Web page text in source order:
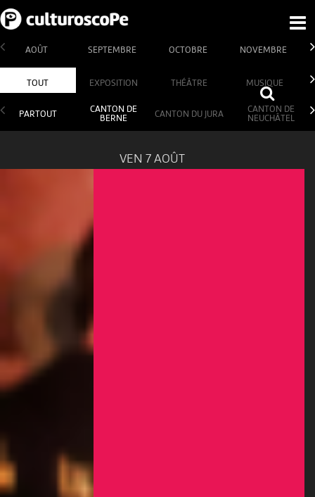
AOÛT SEPTEMBRE OCTOBRE NOVEMBRE
TOUT EXPOSITION THÉÂTRE MUSIQUE
PARTOUT
CANTON DE
BERNE
CANTON DU JURA
CANTON DE
NEUCHÂTEL
VEN 7 AOÛT